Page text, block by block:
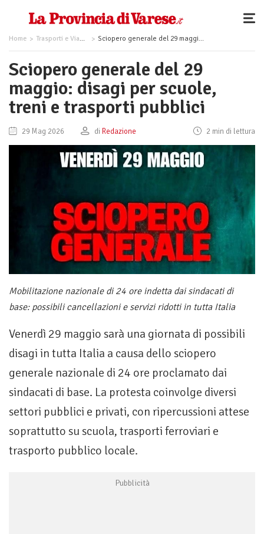
Home Trasporti e Viabilità Sciopero generale del 29 maggio: disagi per scuole, treni e trasporti pubblici
Sciopero generale del 29
maggio: disagi per scuole,
treni e trasporti pubblici
29 Mag 2026 di Redazione 2 min di lettura
Mobilitazione nazionale di 24 ore indetta dai sindacati di
base: possibili cancellazioni e servizi ridotti in tutta Italia
Venerdì 29 maggio sarà una giornata di possibili
disagi in tutta Italia a causa dello sciopero
generale nazionale di 24 ore proclamato dai
sindacati di base. La protesta coinvolge diversi
settori pubblici e privati, con ripercussioni attese
soprattutto su scuola, trasporti ferroviari e
trasporto pubblico locale.